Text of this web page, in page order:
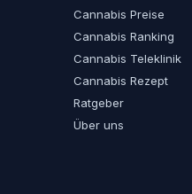
Cannabis Preise
Cannabis Ranking
Cannabis Teleklinik
Cannabis Rezept
Ratgeber
Über uns